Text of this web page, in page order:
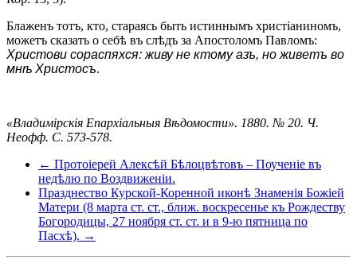
Блаженъ тотъ, кто, стараясь быть истиннымъ христіаниномъ,
можетъ сказать о себѣ въ слѣдъ за Апостоломъ Павломъ:
Христови сораспяхся: живу не ктому азъ, но живетъ во
мнѣ Христосъ.
«Владимірскія Епархіальныя Вѣдомости». 1880. № 20. Ч.
Неофф. С. 573-578.
← Протоіерей Алексѣй Бѣлоцвѣтовъ – Поученіе въ
недѣлю по Воздвиженіи.
Празднество Курской-Коренной иконѣ Знаменія Божіей
Матери (8 марта ст. ст., ближ. воскресенье къ Рождеству
Богородицы, 27 ноября ст. ст. и в 9-ю пятница по
Пасхѣ). →